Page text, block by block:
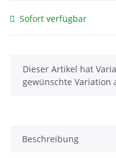
Sofort verfügbar
x
Dieser Artikel hat
gewünschte Variation
Beschreibung